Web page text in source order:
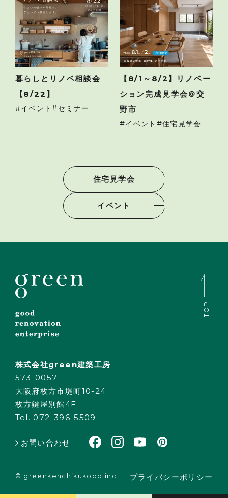
暮らしとリノベ相談会
【8/22】
イベント セミナー
【8/1～8/2】リノベー
ション完成見学会＠交
野市
イベント 住宅見学会
住宅見学会
イベント
株式会社green建築工房
573-0057
大阪府枚方市堤町10-24
枚方鍵屋別館4F
Tel. 072-396-5509
お問い合わせ
© greenkenchikukobo.inc プライバシーポリシー
TOP